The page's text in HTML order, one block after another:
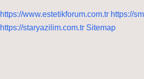
https://www.estetikforum.com.tr https://
https://staryazilim.com.tr Sitemap